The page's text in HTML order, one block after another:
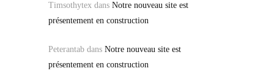
Timsothytex dans Notre nouveau site est
présentement en construction
Peterantab dans Notre nouveau site est
présentement en construction